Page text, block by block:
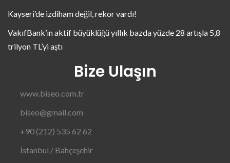
Kayseri’de izdiham değil, rekor vardı!
VakıfBank’ın aktif büyüklüğü yıllık bazda yüzde 28 artışla 5,8
trilyon TL’yi aştı
Bize Ulaşın
www.biseo.com.tr
biseo@gmail.com
+90 (212) 535 62 62
İstanbul / Bahçeşehir